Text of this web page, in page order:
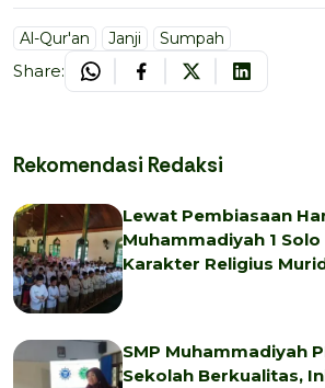
Al-Qur'an Janji Sumpah
Share:
Rekomendasi Redaksi
Lewat Pembiasaan
Muhammadiyah 1
Karakter Religius
SMP Muhammadiyah
Sekolah Berkualitas,